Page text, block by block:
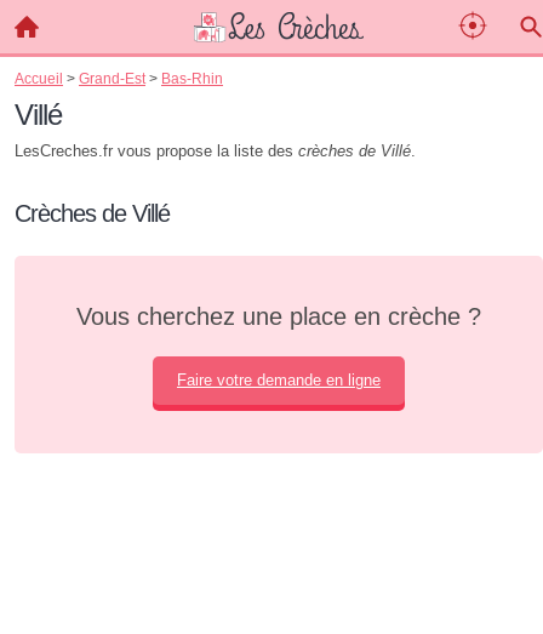
Accueil > Grand-Est > Bas-Rhin
Villé
LesCreches.fr vous propose la liste des crèches de Villé.
Crèches de Villé
Vous cherchez une place en crèche ?
Faire votre demande en ligne